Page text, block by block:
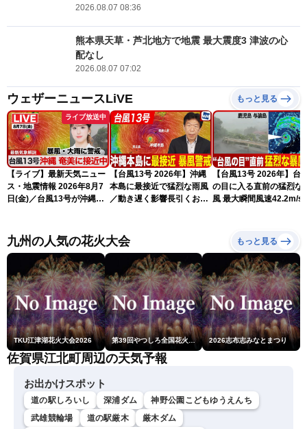
2026.08.07 08:36
熊本県天草・芦北地方で地震 最大震度3 津波の心
配なし
2026.08.07 07:02
ウェザーニュースLiVE もっと見る
ライブ放送中
【ライブ】最新天気ニュー
ス・地震情報 2026年8月7
日(金)／台風13号が沖縄・
ュースLiVEアフタヌーン・
小林李衣奈／内藤邦裕〉
【台風13号 2026年】沖縄
本島に最接近で猛烈な雨風
／動き遅く影響長引くおそ
【台風13号 2026年】台
の目に入る直前の猛烈な
風 最大瞬間風速42.2m/s
九州の人気の花火大会 もっと見る
TKU江津湖花火大会2026 第39回やつしろ全国花火競技大会 2026志布志みなとまつり
佐賀県江北町周辺の天気予報
お出かけスポット
道の駅しろいし 深浦ダム
神野公園こどもゆうえんち
武雄競輪場
道の駅厳木
厳木ダム